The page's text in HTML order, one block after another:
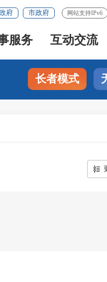
府 市政府 网站支持IPv6
服务 互动交流
长者模式